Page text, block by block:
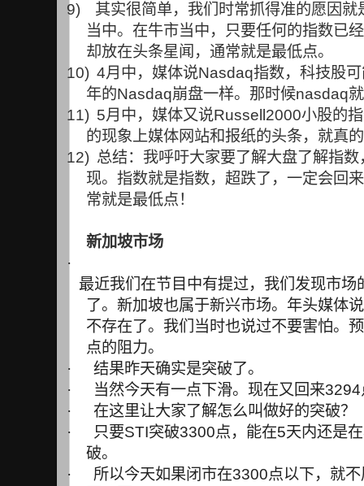
9)
其实很简单，我们时常抓得准的愿因
当中。在牛市当中，只要任何的指数已
却放在头条星闻，通常就是最低点。
10) 4月中，媒体说Nasdaq指数，科技股
年的Nasdaq崩盘一样。那时候nasdaq
11) 5月中，媒体又说Russell2000小股的
的现象上媒体网站和报纸的头条，就真
12) 总结：我呼吁大家要了解大盘了解指
现。指数就是指数，超跌了，一定会回
常就是最低点！
新加坡市场
·
最近我们在节目中有提过，我们发现市场
了。新加坡也属于新兴市场。年头媒体
不存在了。我们当时也说过不要害怕。
点的阻力。
·
结果昨天确实是突破了。
·
当然今天有一点下滑。现在又回来3294
·
在这里让大家了解怎么叫做好的突破？
·
只要STI突破3300点，能在5天内还是在
破。
·
所以今天如果闭市在3300点以下，就